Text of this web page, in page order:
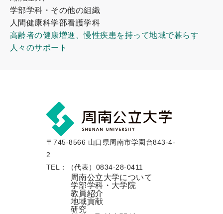
学部学科・その他の組織
人間健康科学部看護学科
高齢者の健康増進、慢性疾患を持って地域で暮らす
人々のサポート
〒745-8566 山口県周南市学園台843-4-
2
TEL：（代表）0834-28-0411
周南公立大学について
学部学科・大学院
教員紹介
地域貢献
研究